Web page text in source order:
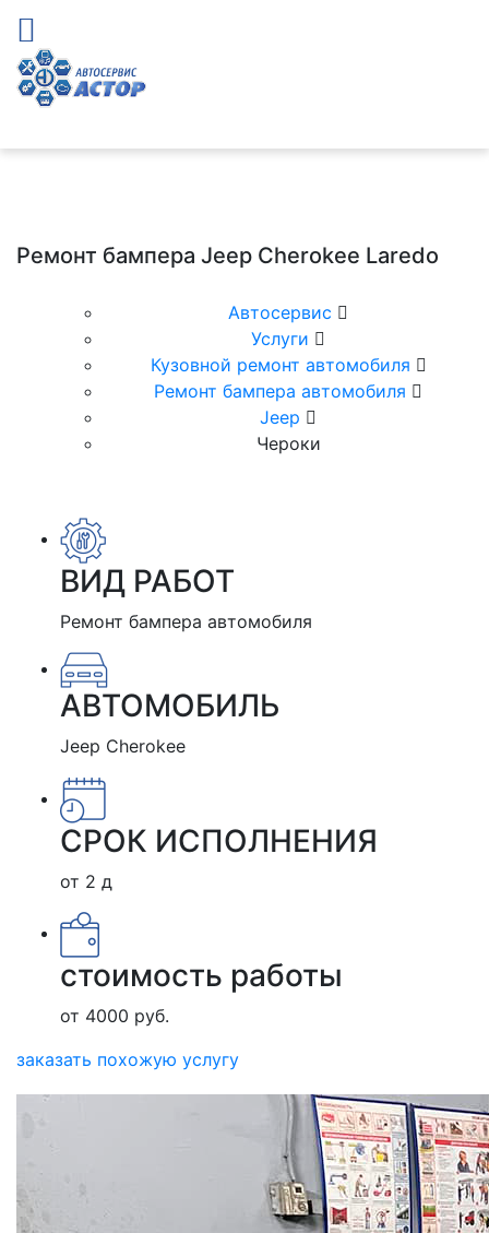
Ремонт бампера Jeep Cherokee Laredo
Автосервис
Услуги
Кузовной ремонт автомобиля
Ремонт бампера автомобиля
Jeep
Чероки
ВИД РАБОТ
Ремонт бампера автомобиля
АВТОМОБИЛЬ
Jeep Cherokee
СРОК ИСПОЛНЕНИЯ
от 2 д
стоимость работы
от 4000 руб.
заказать похожую услугу